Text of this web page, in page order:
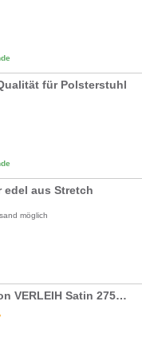
für Polsterstuhl
aus Stretch
möglich
Hochzeitsdekoration VERLEIH Satin 275cm Stuhlschleifen Taft für Stuhlhussen Schleifen